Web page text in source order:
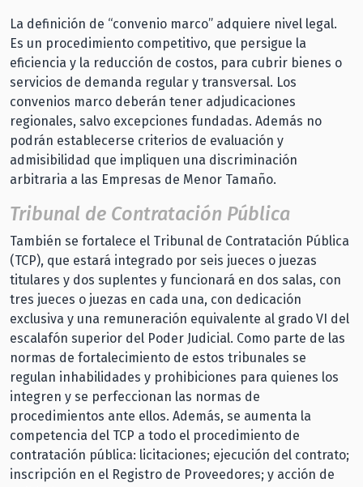
La definición de “convenio marco” adquiere nivel legal.
Es un procedimiento competitivo, que persigue la
eficiencia y la reducción de costos, para cubrir bienes o
servicios de demanda regular y transversal. Los
convenios marco deberán tener adjudicaciones
regionales, salvo excepciones fundadas. Además no
podrán establecerse criterios de evaluación y
admisibilidad que impliquen una discriminación
arbitraria a las Empresas de Menor Tamaño.
Tribunal de Contratación Pública
También se fortalece el Tribunal de Contratación Pública
(TCP), que estará integrado por seis jueces o juezas
titulares y dos suplentes y funcionará en dos salas, con
tres jueces o juezas en cada una, con dedicación
exclusiva y una remuneración equivalente al grado VI del
escalafón superior del Poder Judicial. Como parte de las
normas de fortalecimiento de estos tribunales se
regulan inhabilidades y prohibiciones para quienes los
integren y se perfeccionan las normas de
procedimientos ante ellos. Además, se aumenta la
competencia del TCP a todo el procedimiento de
contratación pública: licitaciones; ejecución del contrato;
inscripción en el Registro de Proveedores; y acción de